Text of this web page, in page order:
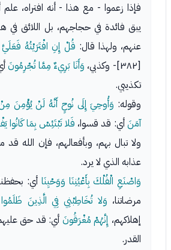
فإذا زعموا - مع هذا - أنه افتراه،
يبق فائدة في حجاجهم، بل اللائق في
عنهم، ولهذا قال: قُلْ إِنِ افْتَرَيْتُهُ
[٣٨٢]- وكذبي،
وَأَنَا بَرِيءٌ مِمَّا تُجْرِمُونَ
تكذيبي.
وقوله: وَأُوحِيَ إِلَى نُوحٍ أَنَّهُ لَنْ يُؤْمِنَ
آمَنَأي: قد قسوا، فَلا تَبْتَئِسْ بِمَا كَانُوا
ولا تبال بهم، وبأفعالهم، فإن الله
عذابه الذي لا يرد.
وَاصْنَعِ الْفُلْكَ بِأَعْيُنِنَا وَوَحْيِنَا أي:
مرضاتنا، وَلا تُخَاطِبْنِي فِي الَّذِينَ ظَلَمُوا
إهلاكهم، إِنَّهُمْ مُغْرَقُونَ أي: قد حق
القدر.